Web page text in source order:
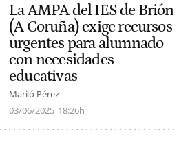
La AMPA del IES de Brión
(A Coruña) exige recursos
urgentes para alumnado
con necesidades
educativas
Mariló Pérez
03/06/2025 18:26h